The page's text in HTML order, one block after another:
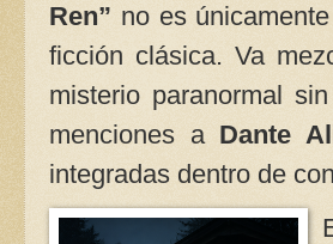
Ren” no es
ficción clásica. Va
misterio paranormal
menciones a Dante
integradas dentro de